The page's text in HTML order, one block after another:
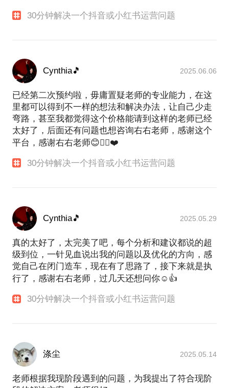
30分钟解决一个抖音或小红书运营问题
Cynthia🎵 2025.06.06
已经第二次预约啦，毋庸置疑老师的专业能力，在这
里都可以得到不一样的想法和解决办法，让自己少走
弯路，甚至我都觉得这个价格能请到这样的老师已经
太好了，后面还有问题也想咨询右右老师，感谢这个
平台，感谢右右老师😊👌🏻❤️
30分钟解决一个抖音或小红书运营问题
Cynthia🎵 2025.05.29
真的太好了，太完美了吧，每个分析和建议都说的超
级到位，一针见血说出我的问题以及优化的方向，感
觉自己在闭门造车，现在有了思路了，接下来就是执
行了，感谢右右老师，过几天还想问你☺️👍
30分钟解决一个抖音或小红书运营问题
涤尘 2025.05.14
老师根据我现阶段遇到的问题，为我提出了符合现阶